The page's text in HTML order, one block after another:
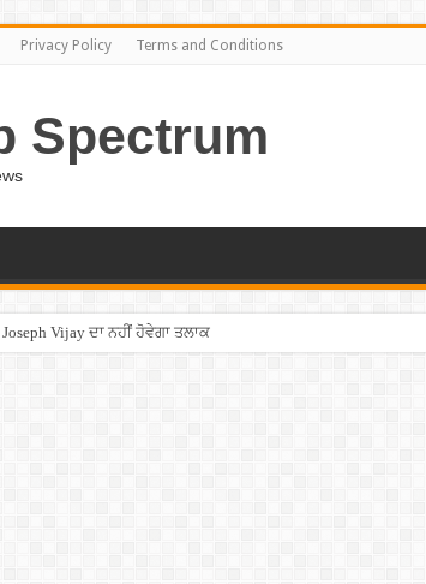
Privacy Policy Terms and Conditions
Spectrum
Vijay ਦਾ ਨਹੀਂ ਹੋਵੇਗਾ ਤਲਾਕ